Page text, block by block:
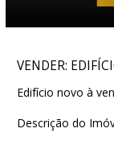
VENDER:
Edifício novo à
Descrição do